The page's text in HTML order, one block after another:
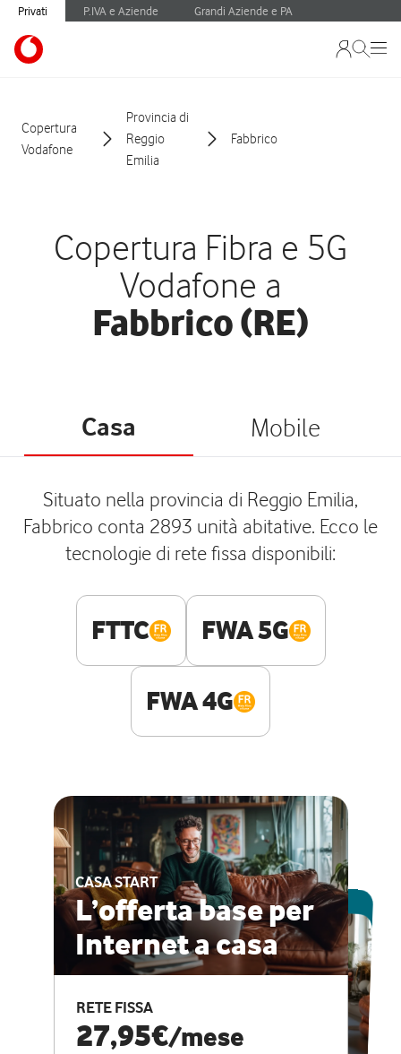
Privati P.IVA e Aziende Grandi Aziende e PA
Copertura
Vodafone
Provincia di
Reggio
Emilia
Fabbrico
Copertura Fibra e 5G
Vodafone a
Fabbrico (RE)
Casa Mobile
Situato nella provincia di Reggio Emilia,
Fabbrico conta 2893 unità abitative. Ecco le
tecnologie di rete fissa disponibili:
FTTC FWA 5G
FWA 4G
CASA START
L’offerta base per
Internet a casa
RETE FISSA
27,95€/mese
ESCLUSIVA ONLINE
CASA PRO
Internet veloce e
vantaggi speciali